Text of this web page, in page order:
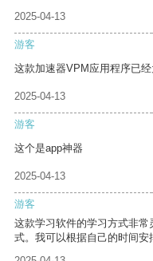
2025-04-13
游客
这款加速器VPM应用程序已
2025-04-13
游客
这个是app神器
2025-04-13
游客
这款学习软件的学习方式非
式。我可以根据自己的时间安